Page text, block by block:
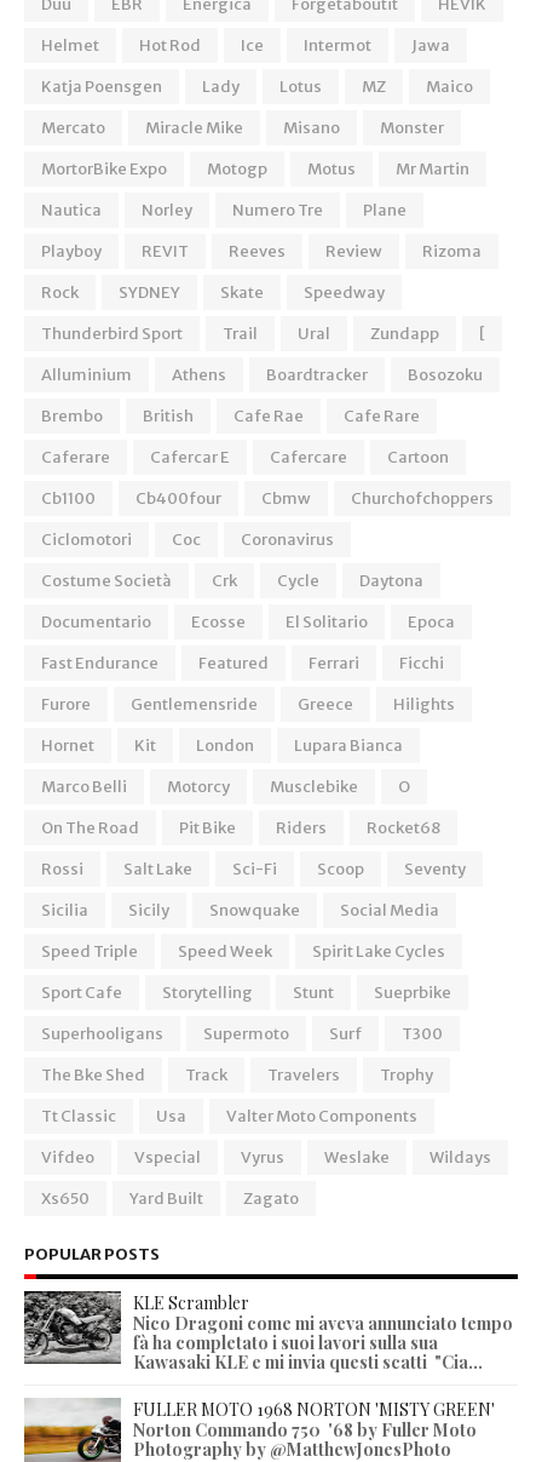
Duu EBR Energica Forgetaboutit
HEVIK
Helmet
Hot Rod Ice Intermot
Jawa
Katja Poensgen
Lady Lotus MZ
Maico
Mercato
Miracle Mike Misano
Monster
MortorBike Expo
Motogp Motus
Mr Martin
Nautica
Norley Numero Tre
Plane
Playboy
REVIT Reeves Review
Rizoma
Rock
SYDNEY Skate
Speedway
Thunderbird Sport
Trail Ural Zundapp
[
Alluminium
Athens Boardtracker
Bosozoku
Brembo
British Cafe Rae
Cafe Rare
Caferare
Cafercar E Cafercare
Cartoon
Cb1100
Cb400four Cbmw
Churchofchoppers
Ciclomotori
Coc
Coronavirus
Costume Società
Crk Cycle
Daytona
Documentario
Ecosse El Solitario
Epoca
Fast Endurance
Featured Ferrari
Ficchi
Furore
Gentlemensride Greece
Hilights
Hornet
Kit London
Lupara Bianca
Marco Belli
Motorcy Musclebike
O
On The Road
Pit Bike Riders
Rocket68
Rossi
Salt Lake Sci-Fi Scoop
Seventy
Sicilia
Sicily Snowquake
Social Media
Speed Triple
Speed Week
Spirit Lake Cycles
Sport Cafe
Storytelling Stunt
Sueprbike
Superhooligans
Supermoto Surf
T300
The Bke Shed
Track Travelers
Trophy
Tt Classic
Usa
Valter Moto Components
Vifdeo
Vspecial Vyrus Weslake
Wildays
Xs650
Yard Built Zagato
POPULAR POSTS
KLE Scrambler
Nico Dragoni come mi aveva annunciato tempo
fà ha completato i suoi lavori sulla sua
Kawasaki KLE e mi invia questi scatti "Cia...
FULLER MOTO 1968 NORTON 'MISTY GREEN'
Norton Commando 750 '68 by Fuller Moto
Photography by @MatthewJonesPhoto